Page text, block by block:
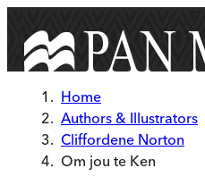
Home
Authors & Illustrators
Cliffordene Norton
Om jou te Ken